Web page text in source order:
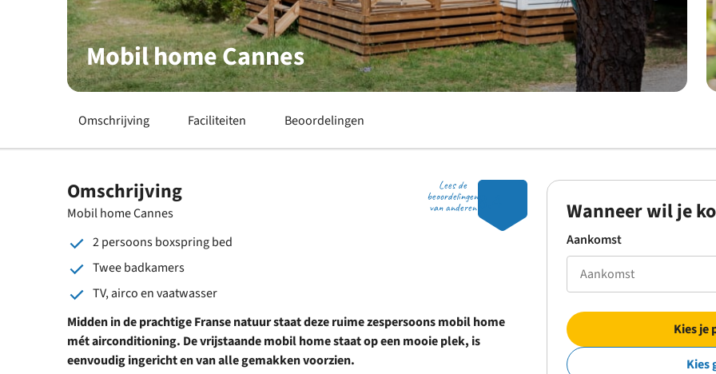
Mobil home Cannes
Omschrijving Faciliteiten Beoordelingen
Lees de
beoordelingen
van anderen
Omschrijving
Mobil home Cannes
2 persoons boxspring bed
Twee badkamers
TV, airco en vaatwasser
Midden in de prachtige Franse natuur staat deze ruime zespersoons mobil home
mét airconditioning. De vrijstaande mobil home staat op een mooie plek, is
eenvoudig ingericht en van alle gemakken voorzien.
Wanneer wil je
Aankomst
Kies je
Kies